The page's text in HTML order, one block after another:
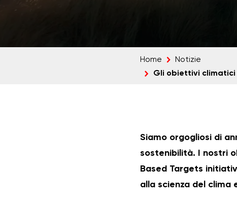
Home
Notizie
Gli obiettivi climatici
Siamo orgogliosi di
sostenibilità. I nostri
Based Targets
alla scienza del clima